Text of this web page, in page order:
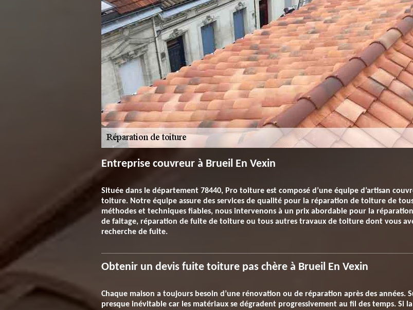
Entreprise couvreur à Brueil En Vexin
Située dans le département 78440, Pro toiture est composé d’une équipe d’artisan
toiture. Notre équipe assure des services de qualité pour la réparation de toiture de
méthodes et techniques fiables, nous intervenons à un prix abordable pour la
de faitage, réparation de fuite de toiture ou tous autres travaux de toiture dont vous
recherche de fuite.
Obtenir un devis fuite toiture pas chère à Brueil En Vexin
Chaque maison a toujours besoin d’une rénovation ou de réparation après des
presque inévitable car les matériaux se dégradent progressivement au fil des temps. Si